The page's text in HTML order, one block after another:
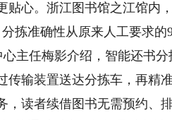
心。浙江图书馆之江馆内
拣准确性从原来人工要求的
主任梅影介绍，智能还书分
传输装置送达分拣车，再精
，读者续借图书无需预约、